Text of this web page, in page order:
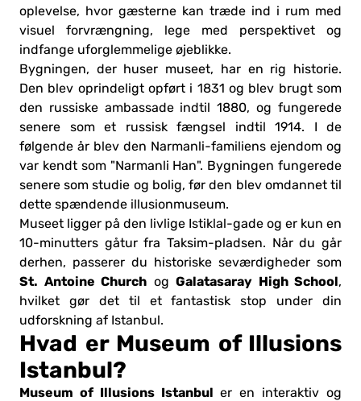
oplevelse, hvor gæsterne kan træde ind i rum med
visuel forvrængning, lege med perspektivet og
indfange uforglemmelige øjeblikke.
Bygningen, der huser museet, har en rig historie.
Den blev oprindeligt opført i 1831 og blev brugt som
den russiske ambassade indtil 1880, og fungerede
senere som et russisk fængsel indtil 1914. I de
følgende år blev den Narmanli-familiens ejendom og
var kendt som "Narmanli Han". Bygningen fungerede
senere som studie og bolig, før den blev omdannet til
dette spændende illusionmuseum.
Museet ligger på den livlige Istiklal-gade og er kun en
10-minutters gåtur fra Taksim-pladsen. Når du går
derhen, passerer du historiske seværdigheder som
St. Antoine Church og Galatasaray High School,
hvilket gør det til et fantastisk stop under din
udforskning af Istanbul.
Hvad er Museum of Illusions
Istanbul?
Museum of Illusions Istanbul er en interaktiv og